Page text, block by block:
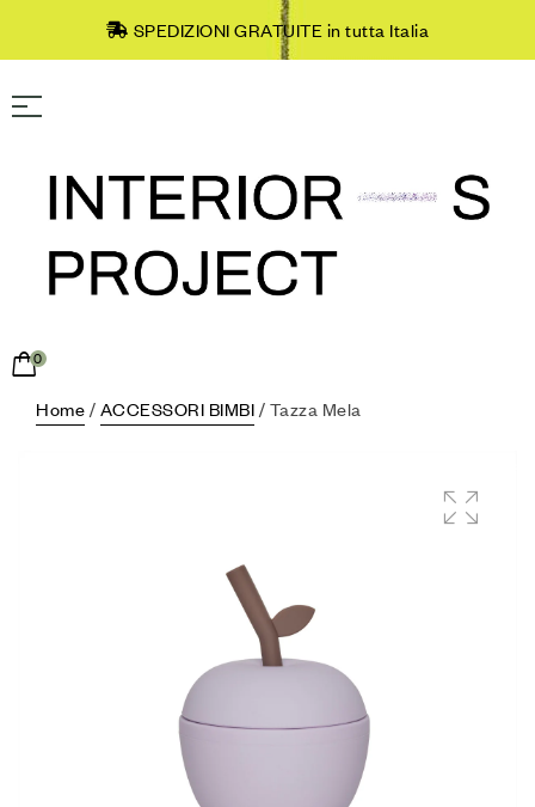
SPEDIZIONI GRATUITE in tutta Italia
0
Home / ACCESSORI BIMBI / Tazza Mela